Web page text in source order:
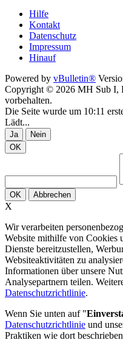
Hilfe
Kontakt
Datenschutz
Impressum
Hinauf
Powered by vBulletin®
Copyright © 2026 MH Sub I,
vorbehalten.
Die Seite wurde um 10:11
Lädt...
Ja
Nein
OK
OK Abbrechen
X
Wir verarbeiten
Website mithilfe von Cookies
Dienste bereitzustellen,
Websiteaktivitäten zu
Informationen über unsere
Analysepartnern teilen.
Datenschutzrichtlinie.
Wenn Sie unten auf "
Datenschutzrichtlinie und
Praktiken wie dort